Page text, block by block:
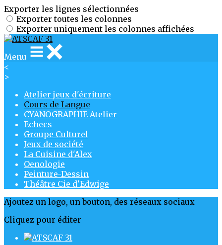
Exporter les lignes sélectionnées
Exporter toutes les colonnes
Exporter uniquement les colonnes affichées
Menu
<
>
Atelier jeux d'écriture
Cours de Langue
CYANOGRAPHIE Atelier
Echecs
Groupe Culturel
Jeux de société
La Cuisine d'Alex
Oenologie
Peinture-Dessin
Théâtre Cie d'Edwige
Ajoutez un logo, un bouton, des réseaux sociaux
Cliquez pour éditer